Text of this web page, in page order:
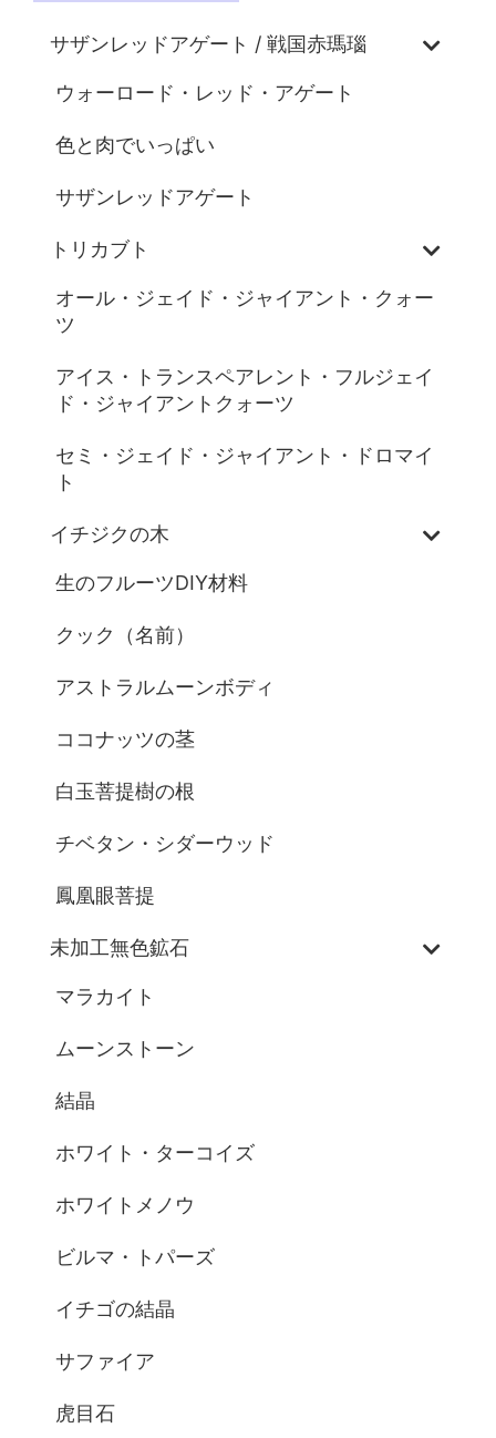
サザンレッドアゲート / 戦国赤瑪瑙
ウォーロード・レッド・アゲート
色と肉でいっぱい
サザンレッドアゲート
トリカブト
オール・ジェイド・ジャイアント・クォー
ツ
アイス・トランスペアレント・フルジェイ
ド・ジャイアントクォーツ
セミ・ジェイド・ジャイアント・ドロマイ
ト
イチジクの木
生のフルーツDIY材料
クック（名前）
アストラルムーンボディ
ココナッツの茎
白玉菩提樹の根
チベタン・シダーウッド
鳳凰眼菩提
未加工無色鉱石
マラカイト
ムーンストーン
結晶
ホワイト・ターコイズ
ホワイトメノウ
ビルマ・トパーズ
イチゴの結晶
サファイア
虎目石